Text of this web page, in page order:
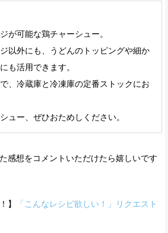
が可能な鶏チャーシュー。
以外にも、うどんのトッピングや細か
も活用できます。
、冷蔵庫と冷凍庫の定番ストックにお
ュー、ぜひおためしください。
感想をコメントいただけたら嬉しいです
】
「こんなレシピ欲しい！」リクエスト